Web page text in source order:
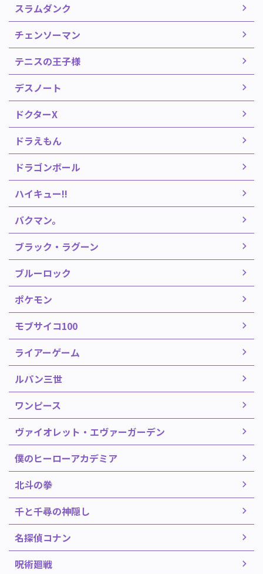
スラムダンク
チェンソーマン
テニスの王子様
デスノート
ドクターX
ドラえもん
ドラゴンボール
ハイキュー!!
バクマン。
ブラック・ラグーン
ブルーロック
ポケモン
モブサイコ100
ライアーゲーム
ルパン三世
ワンピース
ヴァイオレット・エヴァーガーデン
僕のヒーローアカデミア
北斗の拳
千と千尋の神隠し
名探偵コナン
呪術廻戦